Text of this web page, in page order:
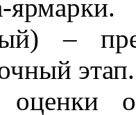
ярмарки.
–
этап.
оценки